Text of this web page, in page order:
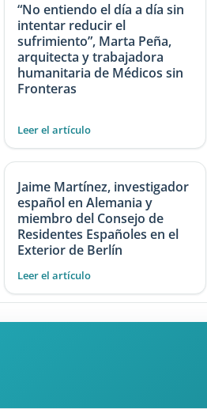
“No entiendo el día a día sin
intentar reducir el
sufrimiento”, Marta Peña,
arquitecta y trabajadora
humanitaria de Médicos sin
Fronteras
Leer el artículo
Jaime Martínez, investigador
español en Alemania y
miembro del Consejo de
Residentes Españoles en el
Exterior de Berlín
Leer el artículo